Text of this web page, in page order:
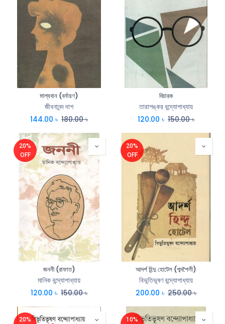
মাল্যবান (বর্নায়ণ)
জীবনানন্দ দাশ
144.00 ৳ 180.00৳
বিচারক
তারাশঙ্কর বন্দ্যোপাধ্যায়
120.00 ৳ 150.00৳
20%
OFF
জননী (রাফাত)
মানিক বন্দ্যোপাধ্যায়
120.00 ৳ 150.00৳
20%
OFF
আদর্শ হিন্দু হোটেল (শব্দশৈলী)
বিভূতিভূষণ বন্দ্যোপাধ্যায়
200.00 ৳ 250.00৳
20%
10%